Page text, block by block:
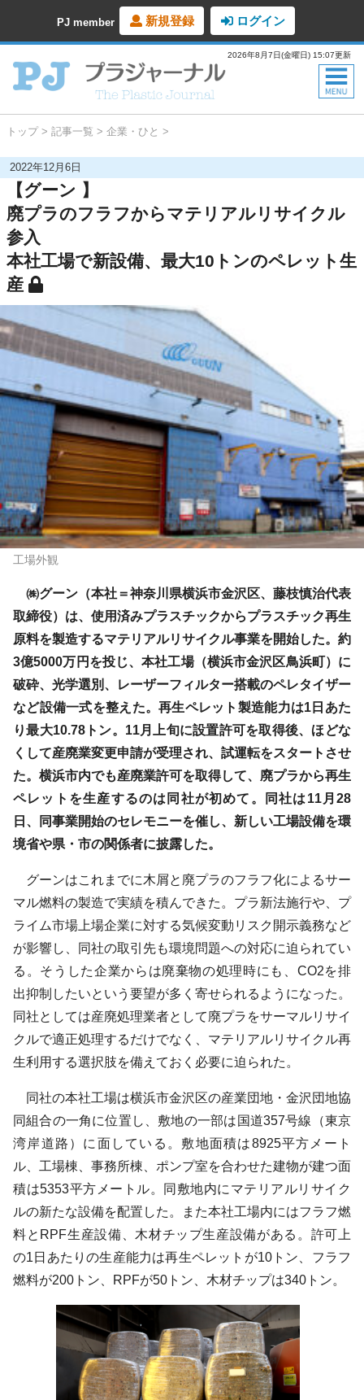
PJ member 新規登録 ログイン
2026年8月7日(金曜日) 15:07更新
トップ 記事一覧 企業・ひと
2022年12月6日
【グーン 】
廃プラのフラフからマテリアルリサイクル
参入
本社工場で新設備、最大10トンのペレット生
産
工場外観
㈱グーン（本社＝神奈川県横浜市金沢区、藤枝慎治代表
取締役）は、使用済みプラスチックからプラスチック再生
原料を製造するマテリアルリサイクル事業を開始した。約
3億5000万円を投じ、本社工場（横浜市金沢区鳥浜町）に
破砕、光学選別、レーザーフィルター搭載のペレタイザー
など設備一式を整えた。再生ペレット製造能力は1日あた
り最大10.78トン。11月上旬に設置許可を取得後、ほどな
くして産廃業変更申請が受理され、試運転をスタートさせ
た。横浜市内でも産廃業許可を取得して、廃プラから再生
ペレットを生産するのは同社が初めて。同社は11月28
日、同事業開始のセレモニーを催し、新しい工場設備を環
境省や県・市の関係者に披露した。
グーンはこれまでに木屑と廃プラのフラフ化によるサー
マル燃料の製造で実績を積んできた。プラ新法施行や、プ
ライム市場上場企業に対する気候変動リスク開示義務など
が影響し、同社の取引先も環境問題への対応に迫られてい
る。そうした企業からは廃棄物の処理時にも、CO2を排
出抑制したいという要望が多く寄せられるようになった。
同社としては産廃処理業者として廃プラをサーマルリサイ
クルで適正処理するだけでなく、マテリアルリサイクル再
生利用する選択肢を備えておく必要に迫られた。
同社の本社工場は横浜市金沢区の産業団地・金沢団地協
同組合の一角に位置し、敷地の一部は国道357号線（東京
湾岸道路）に面している。敷地面積は8925平方メート
ル、工場棟、事務所棟、ポンプ室を合わせた建物が建つ面
積は5353平方メートル。同敷地内にマテリアルリサイク
ルの新たな設備を配置した。また本社工場内にはフラフ燃
料とRPF生産設備、木材チップ生産設備がある。許可上
の1日あたりの生産能力は再生ペレットが10トン、フラフ
燃料が200トン、RPFが50トン、木材チップは340トン。